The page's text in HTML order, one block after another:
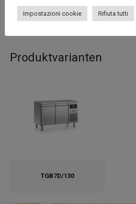
Inhalt (l)
Produktvarianten
TGB7D/130
Impostazioni cookie Rifiuta tutti